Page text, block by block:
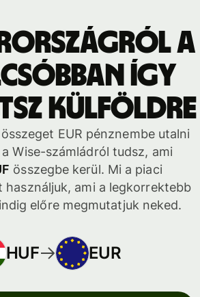
a
így
külföldre
EUR pénznembe utalni
Wise-számládról tudsz, ami
összegbe kerül. Mi a piaci
ami a legkorrektebb
előre megmutatjuk neked.
HUF EUR